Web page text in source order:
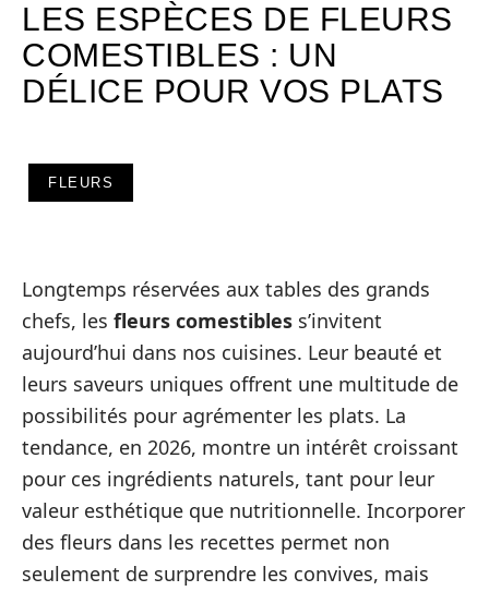
LES ESPÈCES DE FLEURS
COMESTIBLES : UN
DÉLICE POUR VOS PLATS
FLEURS
Longtemps réservées aux tables des grands
chefs, les fleurs comestibles s’invitent
aujourd’hui dans nos cuisines. Leur beauté et
leurs saveurs uniques offrent une multitude de
possibilités pour agrémenter les plats. La
tendance, en 2026, montre un intérêt croissant
pour ces ingrédients naturels, tant pour leur
valeur esthétique que nutritionnelle. Incorporer
des fleurs dans les recettes permet non
seulement de surprendre les convives, mais